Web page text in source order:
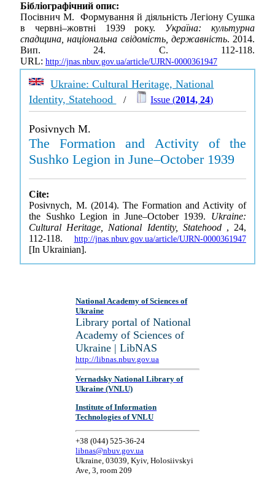
Бібліографічний опис:
Посівнич М. Формування й діяльність Легіону Сушка
в червні–жовтні 1939 року. Україна: культурна
спадщина, національна свідомість, державність. 2014.
Вип. 24. С. 112-118.
URL: http://jnas.nbuv.gov.ua/article/UJRN-0000361947
Ukraine: Cultural Heritage, National
Identity, Statehood
/ Issue (2014, 24)
Posivnych M.
The Formation and Activity of the
Sushko Legion in June–October 1939
Cite:
Posivnych, M. (2014). The Formation and Activity of
the Sushko Legion in June–October 1939. Ukraine:
Cultural Heritage, National Identity, Statehood , 24,
112-118. http://jnas.nbuv.gov.ua/article/UJRN-0000361947
[In Ukrainian].
National Academy of Sciences of
Ukraine
Library portal of National
Academy of Sciences of
Ukraine | LibNAS
http://libnas.nbuv.gov.ua
Vernadsky National Library of
Ukraine (VNLU)
Institute of Information
Technologies of VNLU
+38 (044) 525-36-24
libnas@nbuv.gov.ua
Ukraine, 03039, Kyiv, Holosiivskyi
Ave, 3, room 209